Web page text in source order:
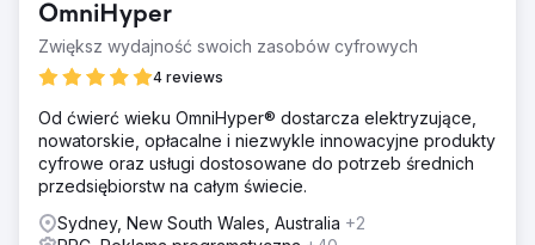
doświadczenie. Głębsze zrozumienie niszy branżowej
pozwoliło nam nie tylko opracować skuteczniejsze
strategie copywritingu i słów kluczowych, ale także
wypróbować alternatywną strategię budżetową, która
uczyniła nas liderem rynku.
Rozwiązanie
Zajęliśmy się całym pakietem digital dla tego klienta, ale
akurat był szczyt sezonu, kiedy go zaangażowaliśmy i
chcieliśmy natychmiast pozyskiwać leady. Porzuciliśmy
cały podręcznik pozostawiony przez ich poprzednie
OmniHyper
Zwiększ wydajność swoich zasobów cyfrowych
4 reviews
Od ćwierć wieku OmniHyper® dostarcza elektryzujące,
nowatorskie, opłacalne i niezwykle innowacyjne produkty
cyfrowe oraz usługi dostosowane do potrzeb średnich
przedsiębiorstw na całym świecie.
Sydney, New South Wales, Australia +2